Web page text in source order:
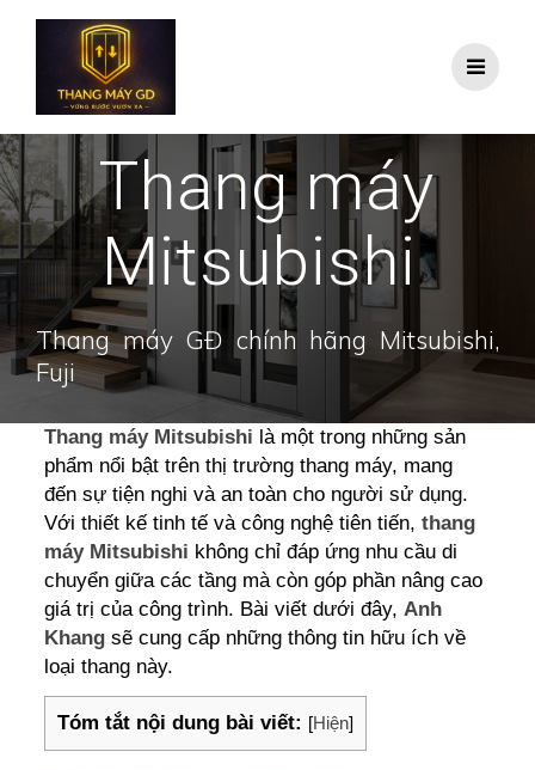
Thang máy
Mitsubishi
Thang máy GĐ chính hãng Mitsubishi,
Fuji
Thang máy Mitsubishi là một trong những sản
phẩm nổi bật trên thị trường thang máy, mang
đến sự tiện nghi và an toàn cho người sử dụng.
Với thiết kế tinh tế và công nghệ tiên tiến,thang
máy Mitsubishi không chỉ đáp ứng nhu cầu di
chuyển giữa các tầng mà còn góp phần nâng cao
giá trị của công trình. Bài viết dưới đây,Anh
Khang sẽ cung cấp những thông tin hữu ích về
loại thang này.
Tóm tắt nội dung bài viết: [Hiện]